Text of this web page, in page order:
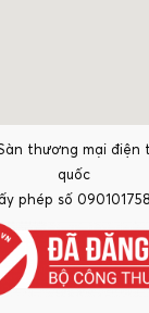
thương mại điện
quốc
phép số